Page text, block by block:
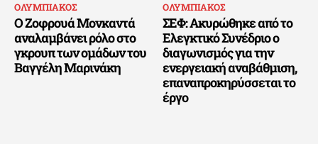
ΟΛΥΜΠΙΑΚΟΣ
Ο Ζοφρουά Μονκαντά
αναλαμβάνει ρόλο στο
γκρουπ των ομάδων του
Βαγγέλη Μαρινάκη
ΟΛΥΜΠΙΑΚΟΣ
ΣΕΦ: Ακυρώθηκε από το
Ελεγκτικό Συνέδριο ο
διαγωνισμός για την
ενεργειακή αναβάθμιση,
επαναπροκηρύσσεται το
έργο